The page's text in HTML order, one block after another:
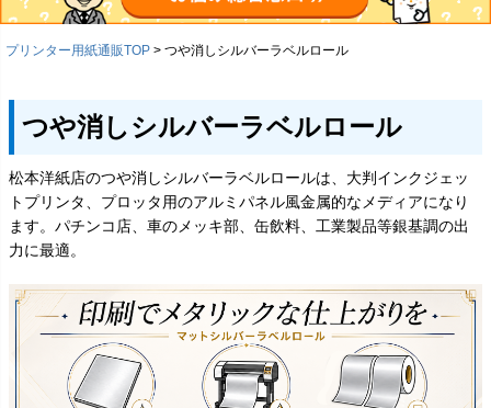
プリンター用紙通販TOP つや消しシルバーラベルロール
つや消しシルバーラベルロール
松本洋紙店のつや消しシルバーラベルロールは、大判インクジェッ
トプリンタ、プロッタ用のアルミパネル風金属的なメディアになり
ます。パチンコ店、車のメッキ部、缶飲料、工業製品等銀基調の出
力に最適。